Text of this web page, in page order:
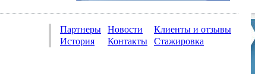
Партнеры Новости
Клиенты и отзывы
История
Контакты Стажировка